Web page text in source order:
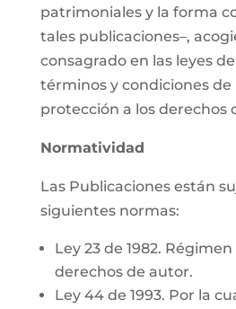
patrimoniales y la forma
tales publicaciones–,
consagrado en las leyes
términos y condiciones de
protección a los derechos
Normatividad
Las Publicaciones están
siguientes normas:
Ley 23 de 1982.
derechos de autor.
Ley 44 de 1993. Por la